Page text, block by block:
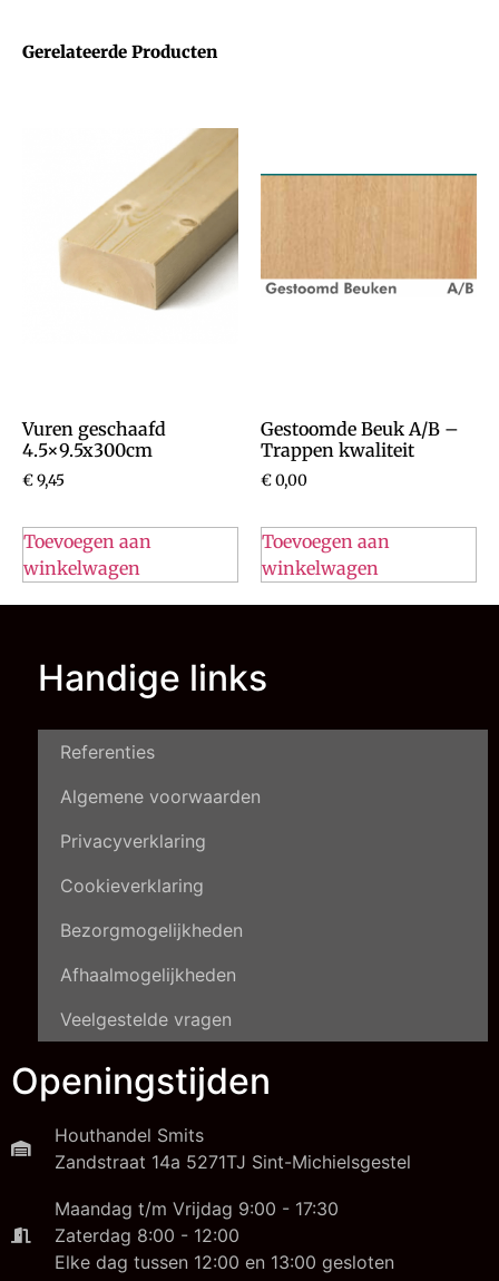
Gerelateerde Producten
Vuren geschaafd
4.5×9.5x300cm
€9,45
Toevoegen aan
winkelwagen
Gestoomde Beuk A/B –
Trappen kwaliteit
€0,00
Toevoegen aan
winkelwagen
Handige links
Referenties
Algemene voorwaarden
Privacyverklaring
Cookieverklaring
Bezorgmogelijkheden
Afhaalmogelijkheden
Veelgestelde vragen
Openingstijden
Houthandel Smits
Zandstraat 14a 5271TJ Sint-Michielsgestel
Maandag t/m Vrijdag 9:00 - 17:30
Zaterdag 8:00 - 12:00
Elke dag tussen 12:00 en 13:00 gesloten